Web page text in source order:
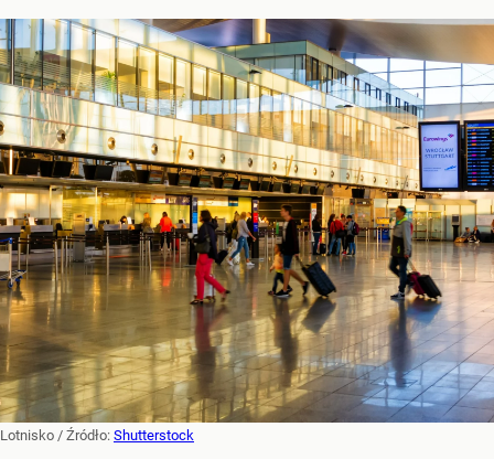
Lotnisko / Źródło: Shutterstock